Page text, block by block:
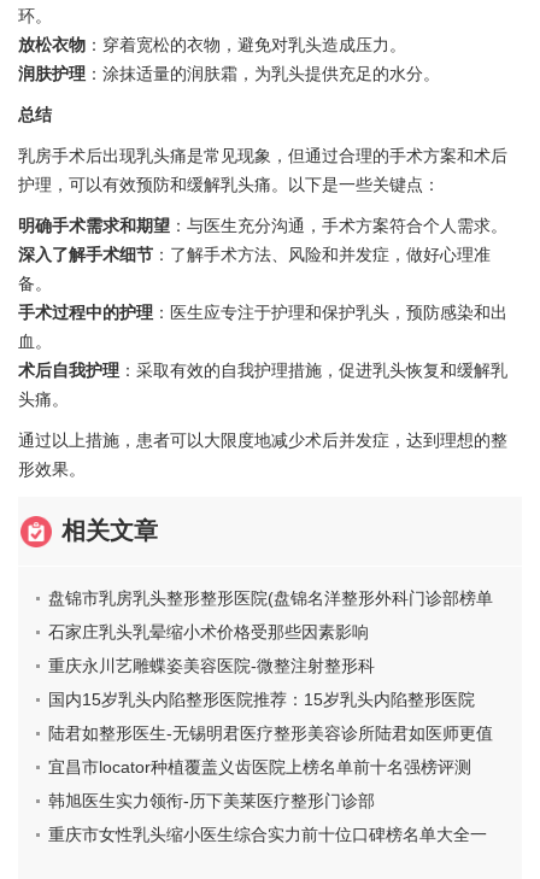
环。
放松衣物 ：穿着宽松的衣物，避免对乳头造成压力。
润肤护理 ：涂抹适量的润肤霜，为乳头提供充足的水分。
总结
乳房手术后出现乳头痛是常见现象，但通过合理的手术方案和术后
护理，可以有效预防和缓解乳头痛。以下是一些关键点：
明确手术需求和期望 ：与医生充分沟通，手术方案符合个人需求。
深入了解手术细节 ：了解手术方法、风险和并发症，做好心理准
备。
手术过程中的护理 ：医生应专注于护理和保护乳头，预防感染和出
血。
术后自我护理 ：采取有效的自我护理措施，促进乳头恢复和缓解乳
头痛。
通过以上措施，患者可以大限度地减少术后并发症，达到理想的整
形效果。
相关文章
盘锦市乳房乳头整形整形医院(盘锦名洋整形外科门诊部榜单
打卡不踩坑)
石家庄乳头乳晕缩小术价格受那些因素影响
重庆永川艺雕蝶姿美容医院-微整注射整形科
国内15岁乳头内陷整形医院推荐：15岁乳头内陷整形医院
top50强强中手
陆君如整形医生-无锡明君医疗整形美容诊所陆君如医师更值
得收藏
宜昌市locator种植覆盖义齿医院上榜名单前十名强榜评测
（宜昌市locator种植覆盖义齿口腔医院这十家实力不俗）
韩旭医生实力领衔-历下美莱医疗整形门诊部
重庆市女性乳头缩小医生综合实力前十位口碑榜名单大全一